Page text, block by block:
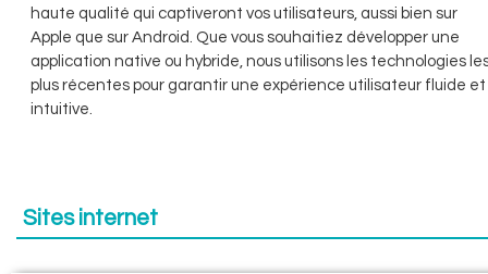
haute qualité qui captiveront vos utilisateurs, aussi bien sur
Apple que sur Android. Que vous souhaitiez développer une
application native ou hybride, nous utilisons les technologies
plus récentes pour garantir une expérience utilisateur fluide et
intuitive.
Sites internet